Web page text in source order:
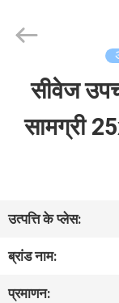
हमारे
बारे
में
Plastic
CO.,LTD.
Reserved.
Developedसीवेज
सामग्री
उत्पत्ति के प्लेस:
ब्रांड नाम:
प्रमाणन: